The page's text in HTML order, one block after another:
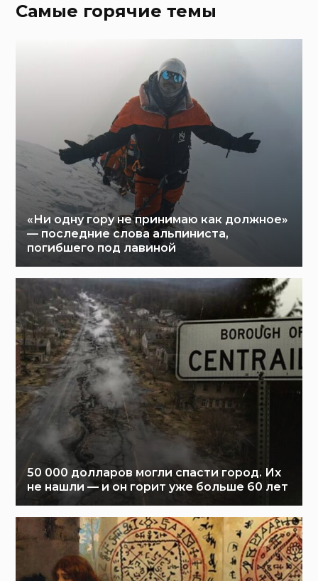
Самые горячие темы
«Ни одну гору не принимаю как должное»
— последние слова альпиниста,
погибшего под лавиной
50 000 долларов могли спасти город. Их
не нашли — и он горит уже больше 60 лет